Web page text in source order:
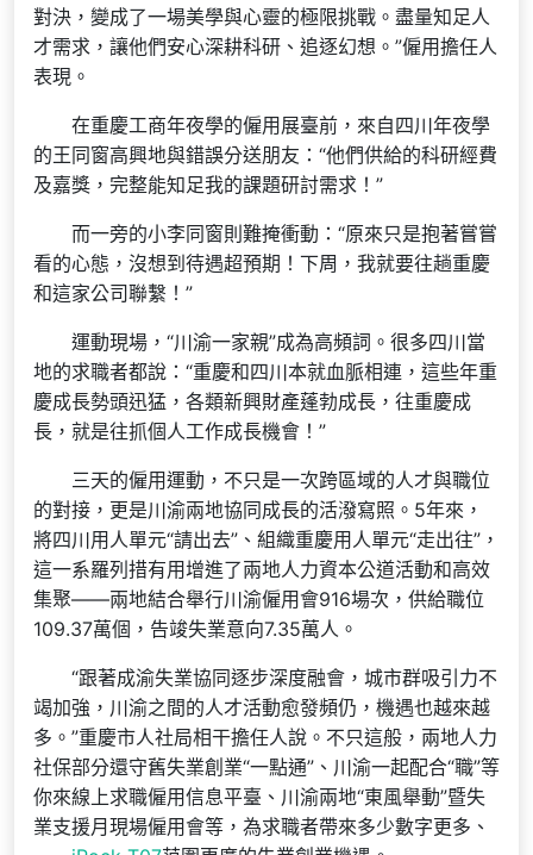
對決，變成了一場美學與心靈的極限挑戰。盡量知足人
才需求，讓他們安心深耕科研、追逐幻想。”僱用擔任人
表現。
在重慶工商年夜學的僱用展臺前，來自四川年夜學
的王同窗高興地與錯誤分送朋友：“他們供給的科研經費
及嘉獎，完整能知足我的課題研討需求！”
而一旁的小李同窗則難掩衝動：“原來只是抱著嘗嘗
看的心態，沒想到待遇超預期！下周，我就要往趟重慶
和這家公司聯繫！”
運動現場，“川渝一家親”成為高頻詞。很多四川當
地的求職者都說：“重慶和四川本就血脈相連，這些年重
慶成長勢頭迅猛，各類新興財產蓬勃成長，往重慶成
長，就是往抓個人工作成長機會！”
三天的僱用運動，不只是一次跨區域的人才與職位
的對接，更是川渝兩地協同成長的活潑寫照。5年來，
將四川用人單元“請出去”、組織重慶用人單元“走出往”，
這一系羅列措有用增進了兩地人力資本公道活動和高效
集聚——兩地結合舉行川渝僱用會916場次，供給職位
109.37萬個，告竣失業意向7.35萬人。
“跟著成渝失業協同逐步深度融會，城市群吸引力不
竭加強，川渝之間的人才活動愈發頻仍，機遇也越來越
多。”重慶市人社局相干擔任人說。不只這般，兩地人力
社保部分還守舊失業創業“一點通”、川渝一起配合“職”等
你來線上求職僱用信息平臺、川渝兩地“東風舉動”暨失
業支援月現場僱用會等，為求職者帶來多少數字更多、